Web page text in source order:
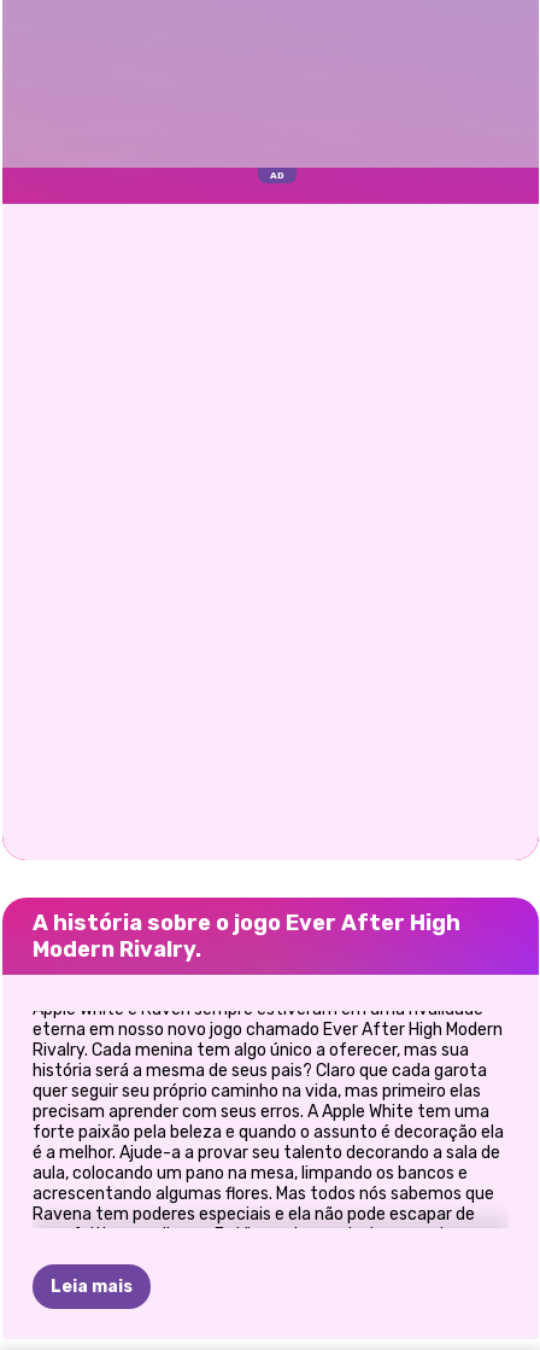
A história sobre o jogo Ever After High
Modern Rivalry.
Apple White e Raven sempre estiveram em uma rivalidade
eterna em nosso novo jogo chamado Ever After High Modern
Rivalry. Cada menina tem algo único a oferecer, mas sua
história será a mesma de seus pais? Claro que cada garota
quer seguir seu próprio caminho na vida, mas primeiro elas
precisam aprender com seus erros. A Apple White tem uma
forte paixão pela beleza e quando o assunto é decoração ela
é a melhor. Ajude-a a provar seu talento decorando a sala de
aula, colocando um pano na mesa, limpando os bancos e
acrescentando algumas flores. Mas todos nós sabemos que
Ravena tem poderes especiais e ela não pode escapar de
seus feitiços malignos. Então, cada garota tem que trazer
roupa de faculdade fabulosa? Descubra qual princesa vai
provar seu valor jogando nosso jogo exclusivo Ever After High
Leia mais